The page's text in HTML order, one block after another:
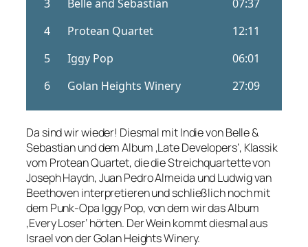
Da sind wir wieder! Diesmal mit Indie von Belle &
Sebastian und dem Album ‚Late Developers‘, Klassik
vom Protean Quartet, die die Streichquartette von
Joseph Haydn, Juan Pedro Almeida und Ludwig van
Beethoven interpretieren und schließlich noch mit
dem Punk-Opa Iggy Pop, von dem wir das Album
‚Every Loser‘ hörten. Der Wein kommt diesmal aus
Israel von der Golan Heights Winery.